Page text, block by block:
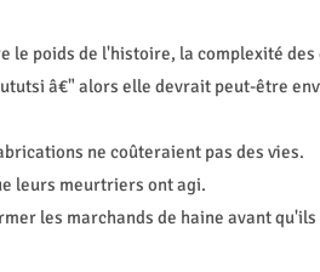
le poids de l'histoire, la complexité
â€" alors elle devrait peut-être
ne coûteraient pas des vies.
leurs meurtriers ont agi.
les marchands de haine avant